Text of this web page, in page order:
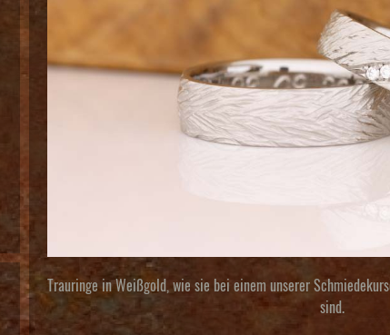
Trauringe in Weißgold, wie sie bei einem unserer
sind.